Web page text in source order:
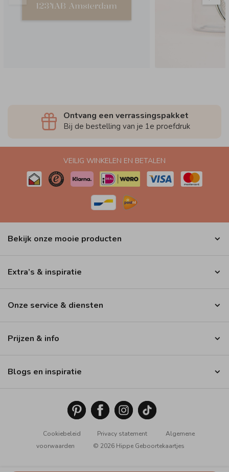
Ontvang een verrassingspakket
Bij de bestelling van je 1e proefdruk
VEILIG WINKELEN EN BETALEN
Bekijk onze mooie producten
Extra’s & inspiratie
Onze service & diensten
Prijzen & info
Blogs en inspiratie
Cookiebeleid Privacy statement
Algemene
voorwaarden
© 2026 Hippe Geboortekaartjes